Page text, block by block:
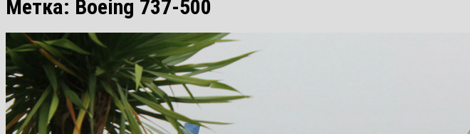
Метка: Boeing 737-500